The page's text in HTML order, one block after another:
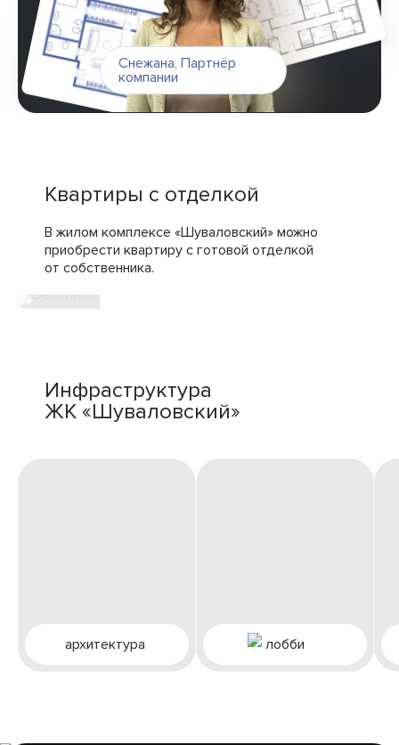
Снежана, Партнёр
компании
Квартиры с отделкой
В жилом комплексе «Шуваловский» можно
приобрести квартиру с готовой отделкой
от собственника.
Инфраструктура
ЖК «Шуваловский»
архитектура лобби